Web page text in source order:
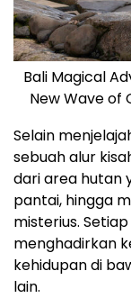
Bali Magical
New Wave of
Selain
sebuah alur
dari area hutan
pantai, hingga
misterius.
menghadirkan
kehidupan di
lain.